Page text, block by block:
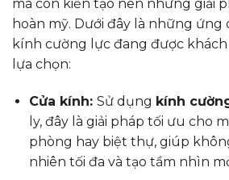
mà còn kiến tạo nên những giải
hoàn mỹ. Dưới đây là những
kính cường lực đang được
lựa chọn:
Cửa kính: Sử dụng kính
ly, đây là giải pháp tối ưu cho
phòng hay biệt thự, giúp
nhiên tối đa và tạo tầm nhìn